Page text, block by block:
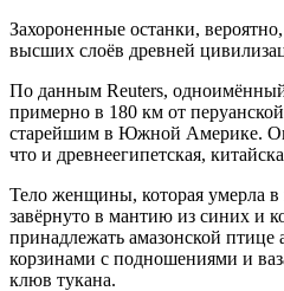
Захороненные останки,
высших слоёв древней
По данным Reuters,
примерно в 180 км от
старейшим в Южной Америке.
что и древнеегипетская,
Тело женщины, которая умерла в
завёрнуто в мантию из синих и
принадлежать амазонской
корзинами с подношениями и
клюв тукана.